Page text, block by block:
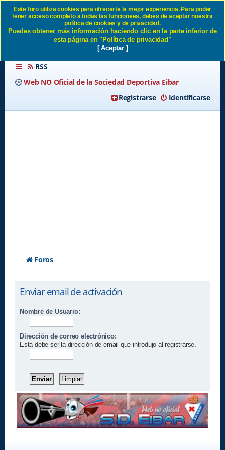
Enviar email de activación SD
Eibar
RSS
Web NO Oficial de la Sociedad Deportiva Eibar
Identificarse
Registrarse
Foros
Enviar email de activación
Nombre de Usuario:
Dirección de correo electrónico:
Esta debe ser la dirección de email que introdujo al registrarse.
Este foro utiliza cookies para ofrecerte la mejor experiencia. Para poder
tener acceso completo a todas las funcionees, debes de aceptar nuestra
política de cookies y de privacidad.
Puedes obtener más información haciendo clic en la parte inferior de
esta página en "Política de privacidad"
[ Aceptar ]